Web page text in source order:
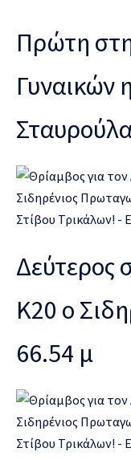
Πρώτη
Γυναικών
Δεύτερος
Κ20 ο
66.54 μ